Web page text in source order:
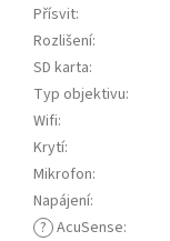
Přísvit:
Rozlišení:
SD karta:
Typ objektivu:
Wifi:
Krytí:
Mikrofon:
Napájení:
? AcuSense: